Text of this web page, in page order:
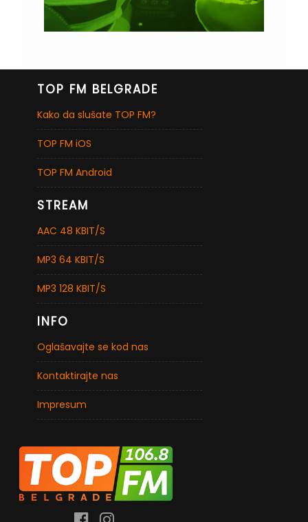
TOP FM BELGRADE
Kako da slušate TOP FM?
TOP FM iOS
TOP FM Android
STREAM
AAC 48 KBIT/S
MP3 64 KBIT/S
MP3 128 KBIT/S
INFO
Oglašavajte se kod nas
Kontaktirajte nas
Impresum